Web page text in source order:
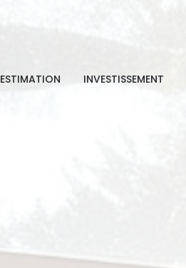
ESTIMATION INVESTISSEMENT